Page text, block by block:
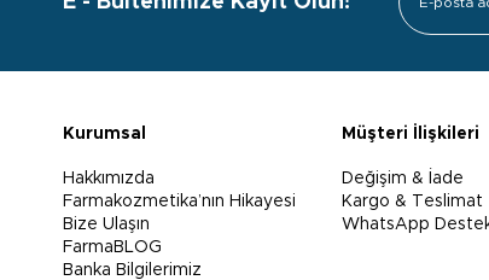
Kurumsal
Hakkımızda
Farmakozmetika’nın Hikayesi
Bize Ulaşın
FarmaBLOG
Banka Bilgilerimiz
Müşteri İlişkileri
Değişim & İade
Kargo & Teslimat
WhatsApp